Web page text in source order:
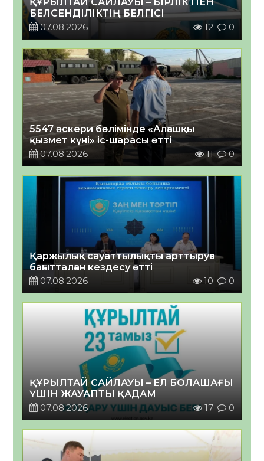
ҚҰРЫЛТАЙ САЙЛАУЫ – БІРЛІК ПЕН
БЕЛСЕНДІЛІКТІҢ БЕЛГІСІ
07.08.2026
12 0
5547 әскери бөлімінде «Алғашқы
қызмет күні» іс-шарасы өтті
07.08.2026
11 0
Қаржылық сауаттылықты арттыруға
бағытталған кездесу өтті
07.08.2026
10 0
ҚҰРЫЛТАЙ САЙЛАУЫ – ЕЛ БОЛАШАҒЫ
ҮШІН ЖАУАПТЫ ҚАДАМ
07.08.2026
17 0